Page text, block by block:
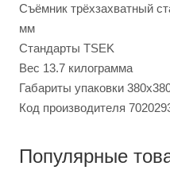
Съёмник трёхзахватный
мм
Стандарты TSEK
Вес 13.7 килограмма
Габариты упаковки
Код производителя
Популярные